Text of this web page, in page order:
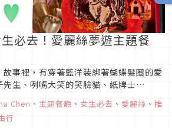
必去！愛麗絲夢遊主題餐
事裡，有穿著藍洋裝綁著蝴蝶髮圈的愛
生、咧嘴大笑的笑臉貓、紙牌士
幻故事中。在東京有5家店愛麗絲餐
王國」、新宿的「繪本王國」與「魔法
Chen 、 主題餐廳 、 女生必去 、 愛麗絲 、 推
行